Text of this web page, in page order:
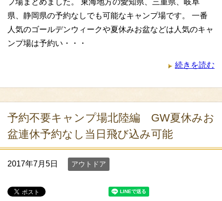
プ場まとめました。 東海地方の愛知県、三重県、岐阜
県、静岡県の予約なしでも可能なキャンプ場です。 一番
人気のゴールデンウィークや夏休みお盆などは人気のキャ
ンプ場は予約い・・・
続きを読む
予約不要キャンプ場北陸編 GW夏休みお
盆連休予約なし当日飛び込み可能
2017年7月5日 アウトドア